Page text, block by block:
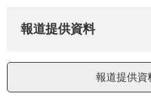
報道提供資料
報道提供資